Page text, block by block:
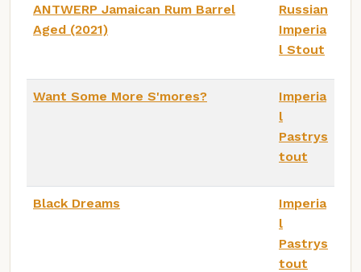
ANTWERP Jamaican Rum Barrel
Aged (2021)
Russian
Imperia
l Stout
Want Some More S'mores?
Imperia
l
Pastrys
tout
Black Dreams
Imperia
l
Pastrys
tout